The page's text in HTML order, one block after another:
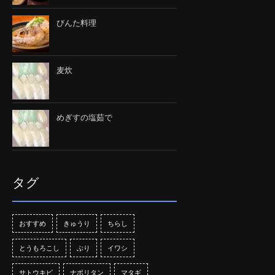
びんた料理
麦炊
めぎすの塩茹で
タグ
おすすめ きゅうり ちらし
とうもろこし ぶり イワシ
サトウキビ ナポリタン マタギ